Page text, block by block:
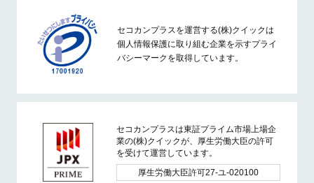
セコカンプラスを運営する(株)クイックは
個人情報保護に取り組む企業を示すプライ
バシーマークを取得しています。
セコカンプラスは東証プライム市場上場企
業の(株)クイックが、厚生労働大臣の許可
を受けて運営しています。
厚生労働大臣許可27-ユ-020100